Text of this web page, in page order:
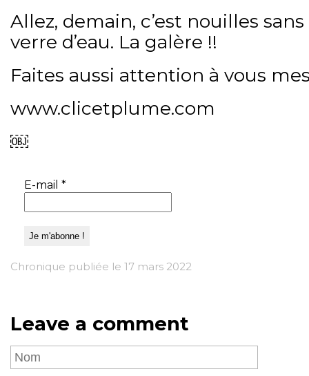
Allez, demain, c’est nouilles
verre d’eau. La galère !!
Faites aussi attention à vous
www.clicetplume.com
￼
E-mail *
Chronique publiée le 17 mars 2022
Leave a comment